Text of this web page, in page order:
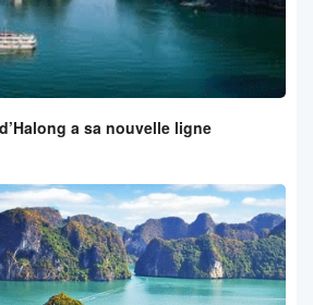
a sa nouvelle ligne